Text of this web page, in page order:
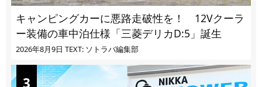
キャンピングカーに悪路走破性を！ 12Vクーラ
ー装備の車中泊仕様「三菱デリカD:5」誕生
2026年8月9日 TEXT: ソトラバ編集部